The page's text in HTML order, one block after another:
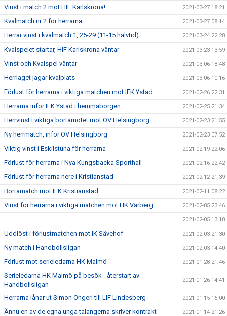
Vinst i match 2 mot HIF Karlskrona! 2021-03-27 18:21
Kvalmatch nr 2 för herrarna 2021-03-27 08:14
Herrar vinst i kvalmatch 1, 25-29 (11-15 halvtid) 2021-03-24 22:28
Kvalspelet startar, HIF Karlskrona väntar 2021-03-23 13:59
Vinst och Kvalspel väntar 2021-03-06 18:48
Herrlaget jagar kvalplats 2021-03-06 10:16
Förlust för herrarna i viktiga matchen mot IFK Ystad 2021-02-26 22:31
Herrarna inför IFK Ystad i hemmaborgen 2021-02-25 21:34
Herrvinst i viktiga bortamötet mot OV Helsingborg 2021-02-23 21:55
Ny herrmatch, inför OV Helsingborg 2021-02-23 07:52
Viktig vinst i Eskilstuna för herrarna 2021-02-19 22:06
Förlust för herrarna i Nya Kungsbacka Sporthall 2021-02-16 22:42
Förlust för herrarna nere i Kristianstad 2021-02-12 21:39
Bortamatch mot IFK Kristianstad 2021-02-11 08:22
Vinst för herrarna i viktiga matchen mot HK Varberg 2021-02-05 23:46
2021-02-05 13:18
Uddlöst i förlustmatchen mot IK Sävehof 2021-02-03 21:30
Ny match i Handbollsligan 2021-02-03 14:40
Förlust mot serieledarna HK Malmö 2021-01-28 21:46
Serieledarna HK Malmö på besök - återstart av
Handbollsligan
2021-01-26 14:41
Herrarna lånar ut Simon Ongeri till LIF Lindesberg 2021-01-15 16:00
Ännu en av de egna unga talangerna skriver kontrakt 2021-01-14 21:26